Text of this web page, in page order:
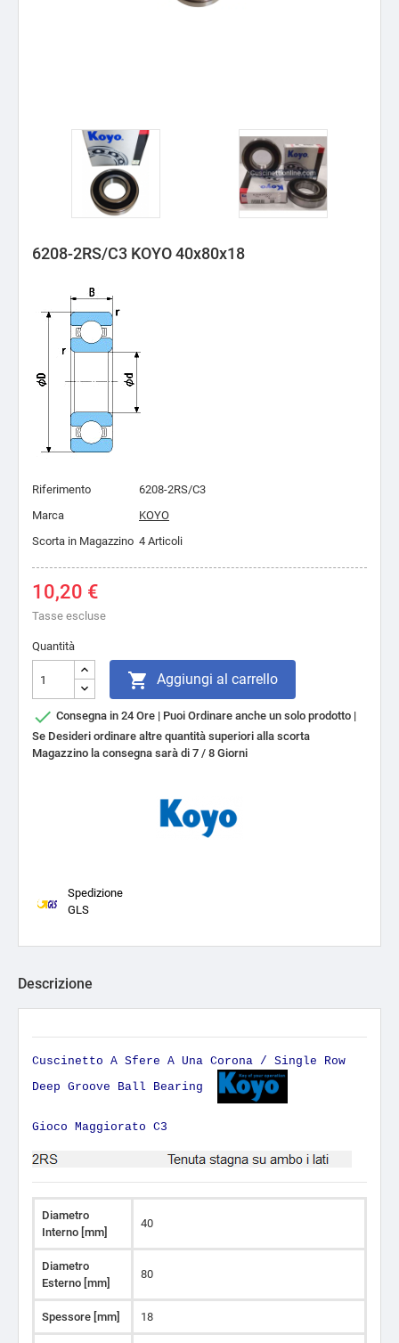
6208-2RS/C3 KOYO 40x80x18
Riferimento
6208-2RS/C3
Marca
KOYO
Scorta in Magazzino 4 Articoli
10,20 €
Tasse escluse
Quantità
 Aggiungi al carrello
 Consegna in 24 Ore | Puoi Ordinare anche un solo prodotto |
Se Desideri ordinare altre quantità superiori alla scorta
Magazzino la consegna sarà di 7 / 8 Giorni
Spedizione
GLS
Descrizione
Cuscinetto A Sfere A Una Corona / Single Row
Deep Groove Ball Bearing
Gioco Maggiorato C3
Diametro
Interno [mm]
40
Diametro
Esterno [mm]
80
Spessore [mm] 18